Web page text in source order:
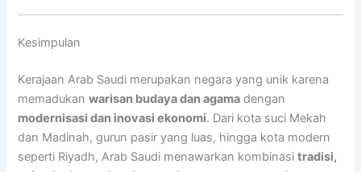
Kesimpulan
Kerajaan Arab Saudi merupakan negara yang unik karena
memadukanwarisan budaya dan agama dengan
modernisasi dan inovasi ekonomi. Dari kota suci Mekah
dan Madinah, gurun pasir yang luas, hingga kota modern
seperti Riyadh, Arab Saudi menawarkan kombinasitradisi,